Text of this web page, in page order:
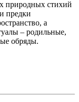
природных стихий
предки
а
– родильные,
обряды.